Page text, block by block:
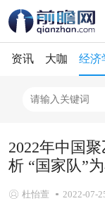
资讯 大咖 经济
2022年中国
析 “国家队”
杜怡萱 2022-07-